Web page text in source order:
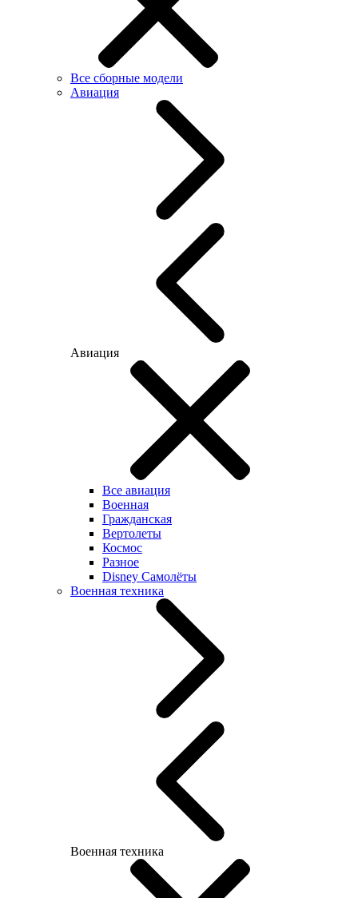
Все сборные модели
Авиация
Авиация
Все авиация
Военная
Гражданская
Вертолеты
Космос
Разное
Disney Самолёты
Военная техника
Военная техника